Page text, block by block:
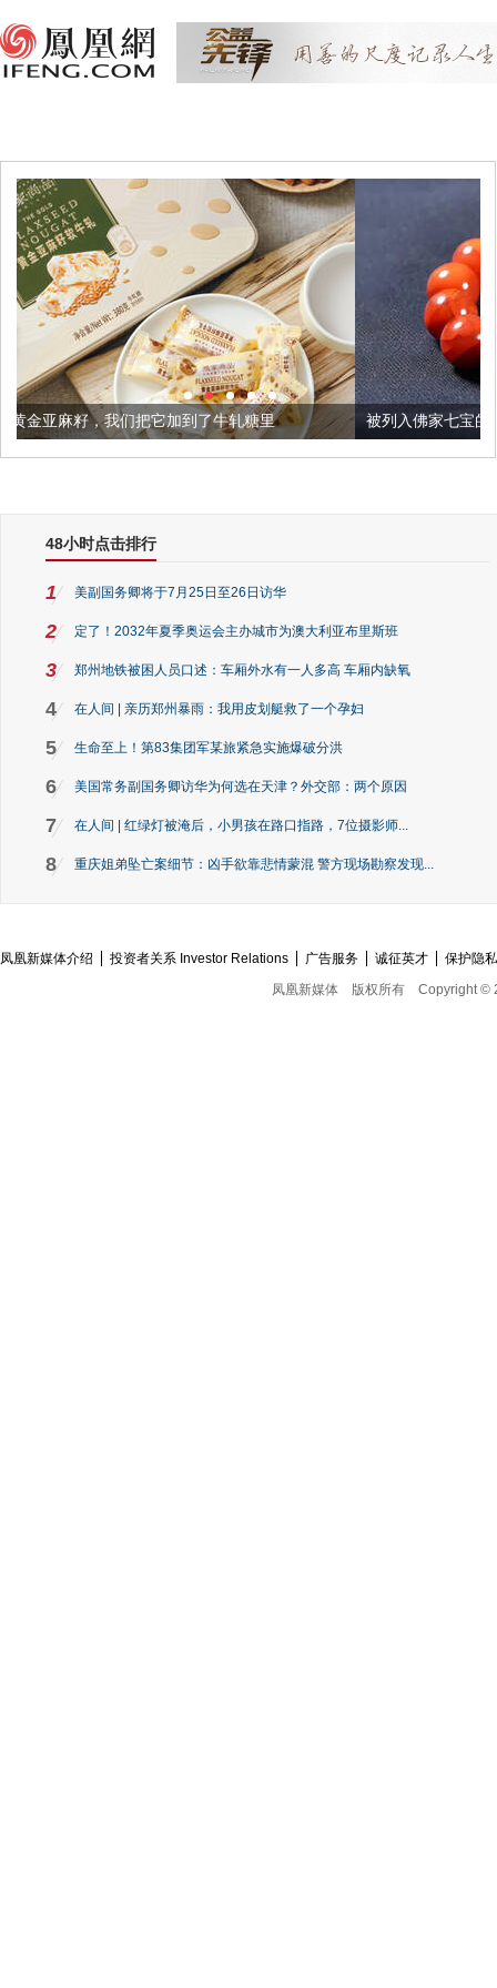
加到了牛轧糖里 被列入佛家七宝的它到底有多美？
48小时点击排行
1 美副国务卿将于7月25日至26日访华
2 定了！2032年夏季奥运会主办城市为澳大利亚布里斯班
3 郑州地铁被困人员口述：车厢外水有一人多高 车厢内缺氧
4 在人间 | 亲历郑州暴雨：我用皮划艇救了一个孕妇
5 生命至上！第83集团军某旅紧急实施爆破分洪
6 美国常务副国务卿访华为何选在天津？外交部：两个原因
7 在人间 | 红绿灯被淹后，小男孩在路口指路，7位摄影师...
8 重庆姐弟坠亡案细节：凶手欲靠悲情蒙混 警方现场勘察发现...
凤凰新媒体介绍 投资者关系 Investor Relations 广告服务 诚征英才
保护隐
凤凰新媒体
版权所有 Copyright ©